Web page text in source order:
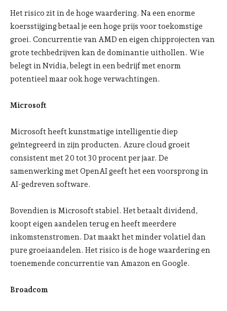
Het risico zit in de hoge waardering. Na een enorme
koersstijging betaal je een hoge prijs voor toekomstige
groei. Concurrentie van AMD en eigen chipprojecten van
grote techbedrijven kan de dominantie uithollen. Wie
belegt in Nvidia, belegt in een bedrijf met enorm
potentieel maar ook hoge verwachtingen.
Microsoft
Microsoft heeft kunstmatige intelligentie diep
geïntegreerd in zijn producten. Azure cloud groeit
consistent met 20 tot 30 procent per jaar. De
samenwerking met OpenAI geeft het een voorsprong in
AI-gedreven software.
Bovendien is Microsoft stabiel. Het betaalt dividend,
koopt eigen aandelen terug en heeft meerdere
inkomstenstromen. Dat maakt het minder volatiel dan
pure groeiaandelen. Het risico is de hoge waardering en
toenemende concurrentie van Amazon en Google.
Broadcom